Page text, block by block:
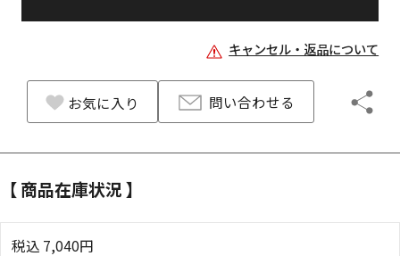
キャンセル・返品について
お気に入り 問い合わせる
【 商品在庫状況 】
税込 7,040円